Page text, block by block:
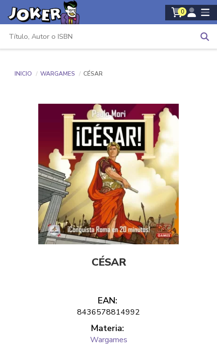
0
INICIO WARGAMES CÉSAR
CÉSAR
EAN:
8436578814992
Materia:
Wargames